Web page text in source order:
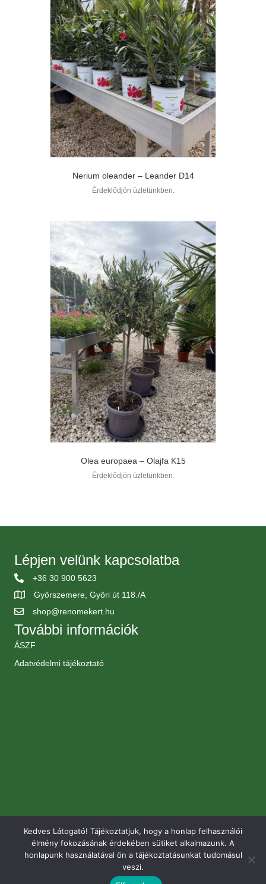
Nerium oleander – Leander D14
Érdeklődjön üzletünkben.
Olea europaea – Olajfa K15
Érdeklődjön üzletünkben.
Lépjen velünk kapcsolatba
+36 30 900 5623
Győrszemere, Győri út 118./A
shop@renomekert.hu
További információk
ÁSZF
Adatvédelmi tájékoztató
Kedves Látogató! Tájékoztatjuk, hogy a honlap felhasználói
élmény fokozásának érdekében sütiket alkalmazunk. A
honlapunk használatával ön a tájékoztatásunkat tudomásul
veszi.